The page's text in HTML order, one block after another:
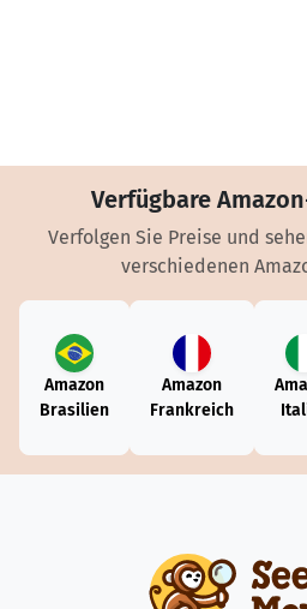
Verfügbare
Verfolgen Sie Preise und
verschiedenen
Amazon
Brasilien
Amazon
Frankreich